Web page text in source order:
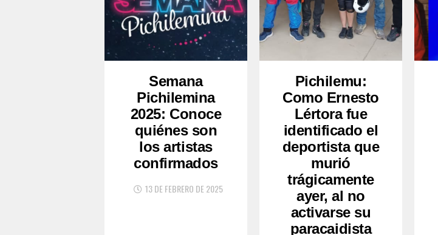
Semana
Pichilemina
2025: Conoce
quiénes son
los artistas
confirmados
13 DE FEBRERO DE 2025
Pichilemu:
Como Ernesto
Lértora fue
identificado el
deportista que
murió
trágicamente
ayer, al no
activarse su
paracaidista